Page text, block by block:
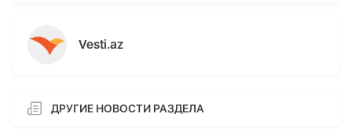
Vesti.az
ДРУГИЕ НОВОСТИ РАЗДЕЛА